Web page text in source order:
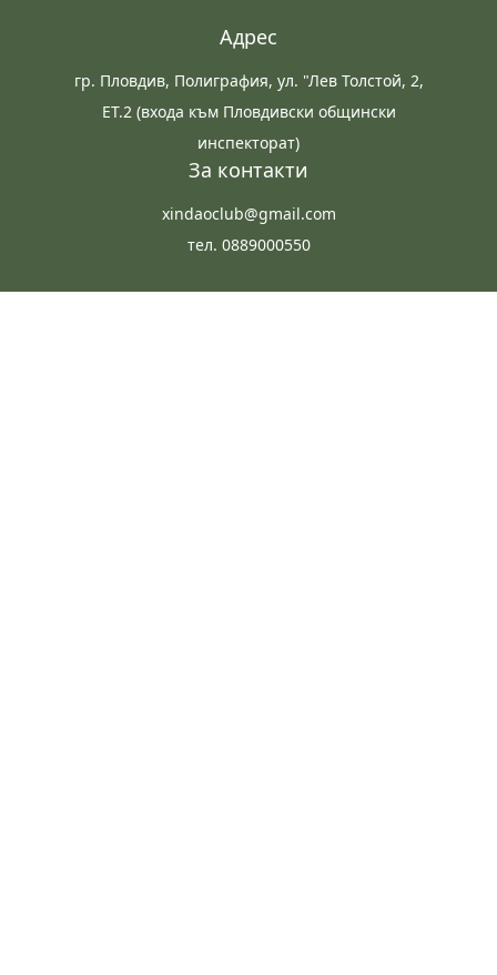
Адрес
гр. Пловдив, Полиграфия, ул. "Лев Толстой, 2,
ЕТ.2 (входа към Пловдивски общински
инспекторат)
За контакти
xindaoclub@gmail.com
тел. 0889000550